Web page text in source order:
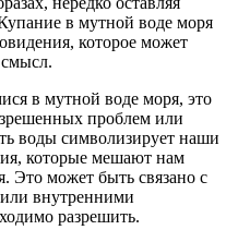
в мутной воде моря
которое может
в мутной воде моря, это
проблем или
воды символизирует наши
которые мешают нам
Это может быть связано с
внутренними
разрешить.